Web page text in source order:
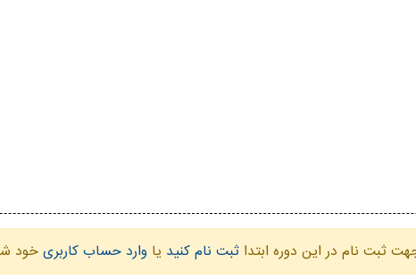
ثبت نام در این دوره ابتداثبت نام کنید یا وارد حساب کاربری خود